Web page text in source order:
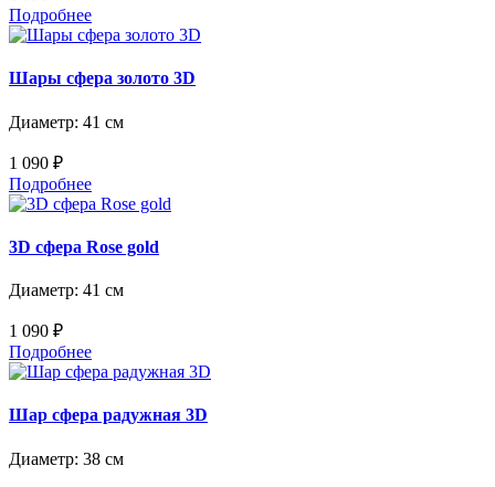
Подробнее
Шары сфера золото 3D
Диаметр: 41 см
1 090 ₽
Подробнее
3D сфера Rose gold
Диаметр: 41 см
1 090 ₽
Подробнее
Шар сфера радужная 3D
Диаметр: 38 см